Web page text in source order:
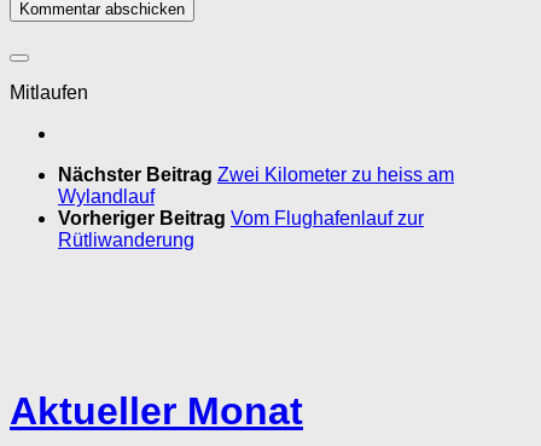
Mitlaufen
Nächster Beitrag Zwei Kilometer zu heiss am
Wylandlauf
Vorheriger Beitrag Vom Flughafenlauf zur
Rütliwanderung
Aktueller Monat